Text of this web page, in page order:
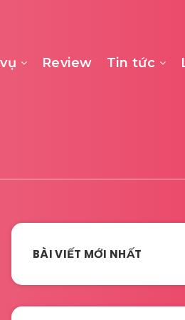
Review Tin tức
BÀI VIẾT MỚI NHẤT